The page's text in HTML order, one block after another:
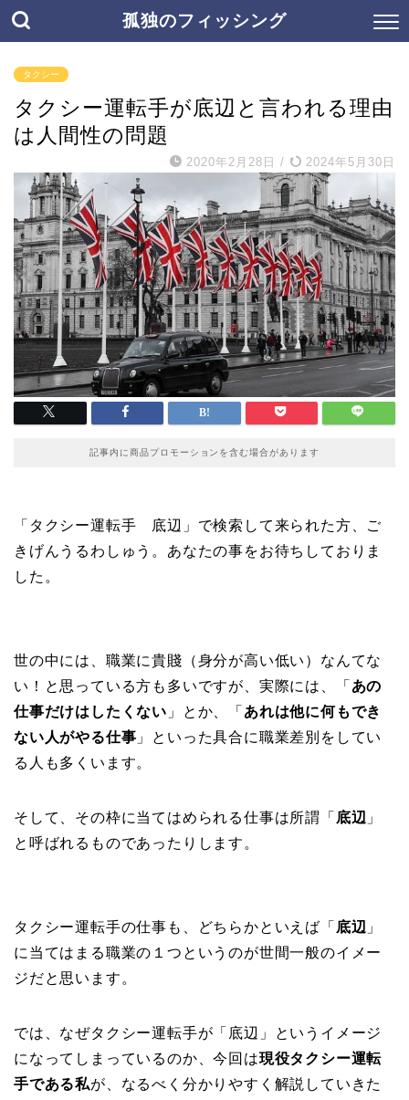
孤独のフィッシング
タクシー
タクシー運転手が底辺と言われる理由
は人間性の問題
2020年2月28日 / 2024年5月30日
記事内に商品プロモーションを含む場合があります
「タクシー運転手 底辺」で検索して来られた方、ご
きげんうるわしゅう。あなたの事をお待ちしておりま
した。
世の中には、職業に貴賤（身分が高い低い）なんてな
い！と思っている方も多いですが、実際には、「 あの
仕事だけはしたくない 」とか、「 あれは他に何もでき
ない人がやる仕事 」といった具合に職業差別をしてい
る人も多くいます。
そして、その枠に当てはめられる仕事は所謂「 底辺 」
と呼ばれるものであったりします。
タクシー運転手の仕事も、どちらかといえば「 底辺 」
に当てはまる職業の１つというのが世間一般のイメー
ジだと思います。
では、なぜタクシー運転手が「底辺」というイメージ
になってしまっているのか、今回は現役タクシー運転
手である私が、なるべく分かりやすく解説していきた